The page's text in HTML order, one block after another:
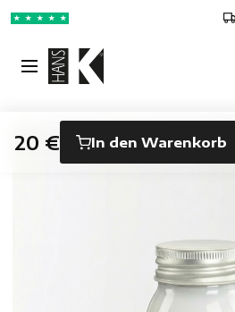
★ ★ ★ ★ ★
20 € In den Warenkorb